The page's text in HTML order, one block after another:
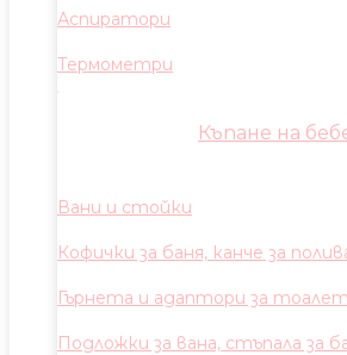
Аспиратори
Термометри
Къпане на
Вани и стойки
Кофички за баня, канче за
Гърнета и адаптори за
Подложки за вана, стъпала за